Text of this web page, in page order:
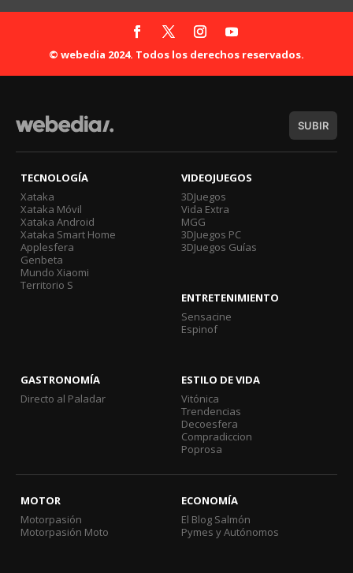
© webedia 2024. Todos los derechos reservados.
SUBIR
TECNOLOGÍA
Xataka
Xataka Móvil
Xataka Android
Xataka Smart Home
Applesfera
Genbeta
Mundo Xiaomi
Territorio S
VIDEOJUEGOS
3DJuegos
Vida Extra
MGG
3DJuegos PC
3DJuegos Guías
ENTRETENIMIENTO
Sensacine
Espinof
GASTRONOMÍA
Directo al Paladar
ESTILO DE VIDA
Vitónica
Trendencias
Decoesfera
Compradiccion
Poprosa
MOTOR
Motorpasión
Motorpasión Moto
ECONOMÍA
El Blog Salmón
Pymes y Autónomos